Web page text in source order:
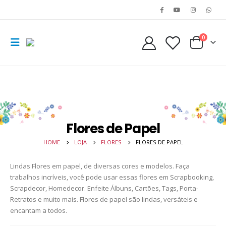
0
Flores de Papel
HOME LOJA FLORES FLORES DE PAPEL
Lindas Flores em papel, de diversas cores e modelos. Faça
trabalhos incríveis, você pode usar essas flores em Scrapbooking,
Scrapdecor, Homedecor. Enfeite Álbuns, Cartões, Tags, Porta-
Retratos e muito mais. Flores de papel são lindas, versáteis e
encantam a todos.
Frame - Moldura 6
out of 5
R$4,40
Frame - Moldura 6
out of 5
R$4,40